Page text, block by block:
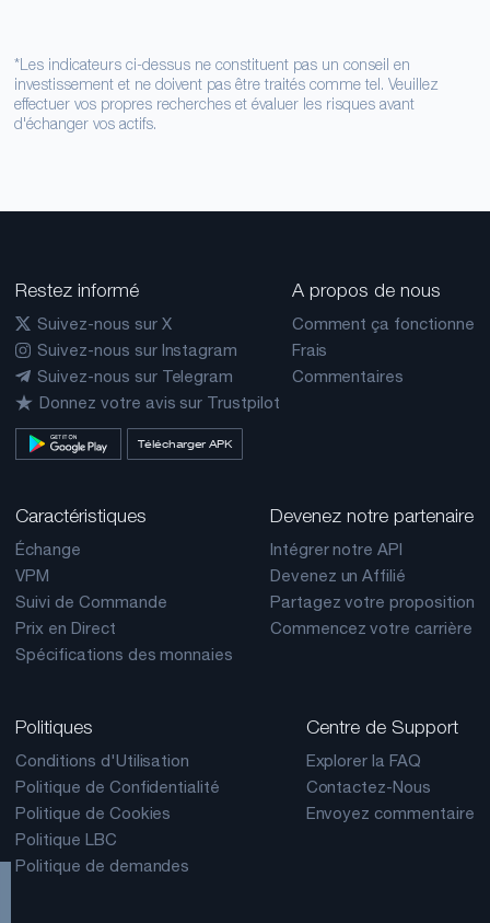
*Les indicateurs ci-dessus ne constituent pas un conseil en
investissement et ne doivent pas être traités comme tel. Veuillez
effectuer vos propres recherches et évaluer les risques avant
d'échanger vos actifs.
Restez informé
Suivez-nous sur X
Suivez-nous sur Instagram
Suivez-nous sur Telegram
Donnez votre avis sur Trustpilot
Télécharger APK
A propos de nous
Comment ça fonctionne
Frais
Commentaires
Caractéristiques
Échange
VPM
Suivi de Commande
Prix en Direct
Spécifications des monnaies
Devenez notre partenaire
Intégrer notre API
Devenez un Affilié
Partagez votre proposition
Commencez votre carrière
Politiques
Conditions d'Utilisation
Politique de Confidentialité
Politique de Cookies
Politique LBC
Politique de demandes
Centre de Support
Explorer la FAQ
Contactez-Nous
Envoyez commentaire